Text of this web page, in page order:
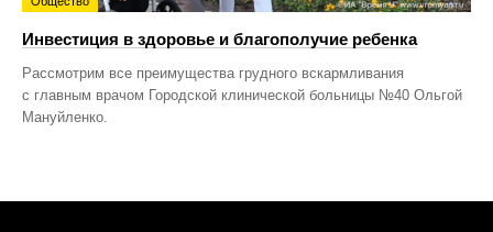
Инвестиция в здоровье и благополучие ребенка
Рассмотрим все преимущества грудного вскармливания
с главным врачом Городской клинической больницы №40 Ольгой
Мануйленко.